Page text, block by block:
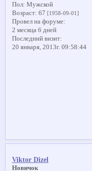
Пол: Мужской
Возраст: 67 [1958-09-01]
Провел на форуме:
2 месяца 6 дней
Последний визит:
20 января, 2013г. 09:58:44
Viktor Dizel
Новичок